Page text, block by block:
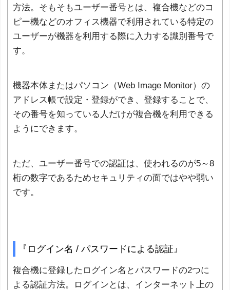
方法。そもそもユーザー番号とは、複合機などのコ
ピー機などのオフィス機器で利用されている特定の
ユーザーが機器を利用する際に入力する識別番号で
す。
機器本体またはパソコン（Web Image Monitor）の
アドレス帳で設定・登録ができ、登録することで、
その番号を知っている人だけが複合機を利用できる
ようにできます。
ただ、ユーザー番号での認証は、使われるのが5～8
桁の数字であるためセキュリティの面ではやや弱い
です。
『ログイン名 / パスワードによる認証』
複合機に登録したログイン名とパスワードの2つに
よる認証方法。ログインとは、インターネット上の